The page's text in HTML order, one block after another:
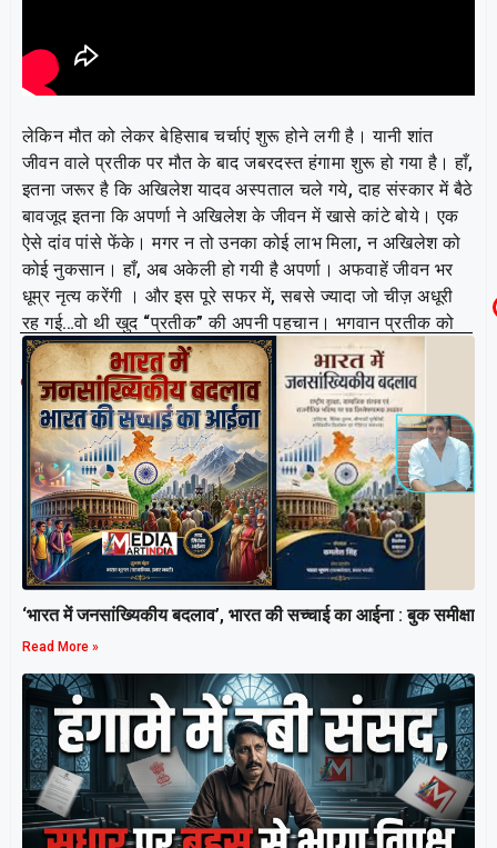
लेकिन मौत को लेकर बेहिसाब चर्चाएं शुरू होने लगी है। यानी शांत
जीवन वाले प्रतीक पर मौत के बाद जबरदस्त हंगामा शुरू हो गया है। हाँ,
इतना जरूर है कि अखिलेश यादव अस्पताल चले गये, दाह संस्कार में बैठे
बावजूद इतना कि अपर्णा ने अखिलेश के जीवन में खासे कांटे बोये। एक
ऐसे दांव पांसे फेंके। मगर न तो उनका कोई लाभ मिला, न अखिलेश को
कोई नुकसान। हाँ, अब अकेली हो गयी है अपर्णा। अफवाहें जीवन भर
धूम्र नृत्य करेंगी । और इस पूरे सफर में, सबसे ज्यादा जो चीज़ अधूरी
रह गई…वो थी खुद “प्रतीक” की अपनी पहचान। भगवान प्रतीक को
देवतालोक में उसके हिस्से का उचित जगह दें ,,, नमन
Related Post
‘भारत में जनसांख्यिकीय बदलाव’, भारत की सच्चाई का आईना : बुक समीक्षा
Read More »